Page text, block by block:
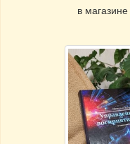
в магазине